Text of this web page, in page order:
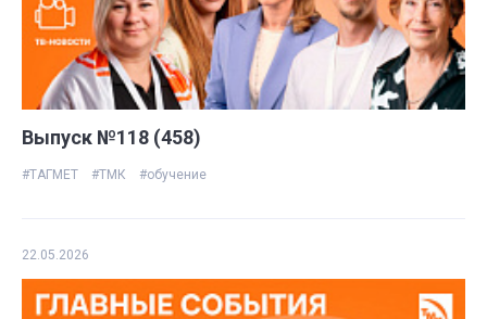
Выпуск №118 (458)
#ТАГМЕТ #ТМК #обучение
22.05.2026